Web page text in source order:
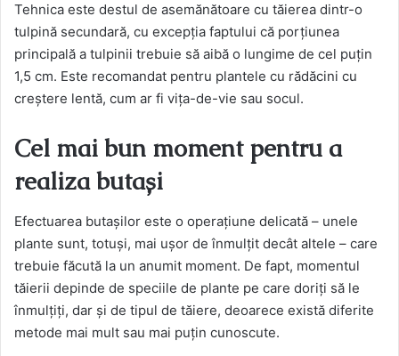
Tehnica este destul de asemănătoare cu tăierea dintr-o
tulpină secundară, cu excepția faptului că porțiunea
principală a tulpinii trebuie să aibă o lungime de cel puțin
1,5 cm. Este recomandat pentru plantele cu rădăcini cu
creștere lentă, cum ar fi vița-de-vie sau socul.
Cel mai bun moment pentru a
realiza butași
Efectuarea butașilor este o operațiune delicată – unele
plante sunt, totuși, mai ușor de înmulțit decât altele – care
trebuie făcută la un anumit moment. De fapt, momentul
tăierii depinde de speciile de plante pe care doriți să le
înmulțiți, dar și de tipul de tăiere, deoarece există diferite
metode mai mult sau mai puțin cunoscute.